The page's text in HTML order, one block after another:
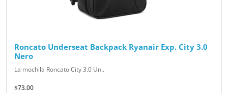
Roncato Underseat Backpack Ryanair Exp. City 3.0
Nero
La mochila Roncato City 3.0 Un..
$73.00